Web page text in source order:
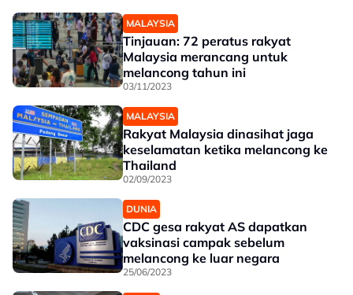
MALAYSIA
Tinjauan: 72 peratus rakyat
Malaysia merancang untuk
melancong tahun ini
03/11/2023
MALAYSIA
Rakyat Malaysia dinasihat jaga
keselamatan ketika melancong ke
Thailand
02/09/2023
DUNIA
CDC gesa rakyat AS dapatkan
vaksinasi campak sebelum
melancong ke luar negara
25/06/2023